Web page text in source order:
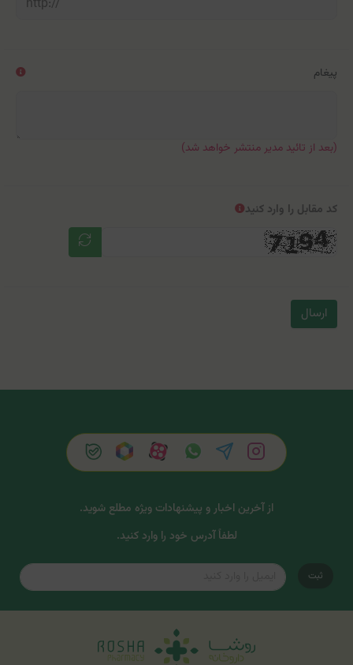
پیغام
(بعد از تائید مدیر منتشر خواهد شد)
کد مقابل را وارد کنید
ارسال
از آخرین اخبار و پیشنهادات ویژه مطلع شوید.
لطفاً آدرس خود را وارد کنید.
ثبت